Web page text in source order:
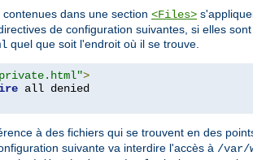
contenues dans une section <Files>
de configuration suivantes, si elles
quel que soit l'endroit où il se trouve.
>
à des fichiers qui se trouvent en des
suivante va interdire l'accès à /var/